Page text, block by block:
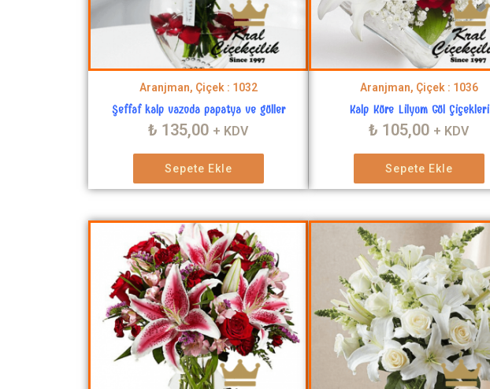
Aranjman, Çiçek : 1032
Şeffaf kalp vazoda papatya ve güller
₺ 135,00 + KDV
Sepete Ekle
Aranjman, Çiçek : 1036
Kalp Küre Lilyum Gül Çiçekleri
₺ 105,00 + KDV
Sepete Ekle